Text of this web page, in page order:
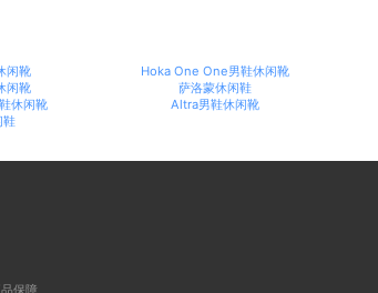
闲靴
Hoka One One男鞋休闲靴
闲靴
萨洛蒙休闲鞋
休闲靴
Altra男鞋休闲靴
鞋
品保障